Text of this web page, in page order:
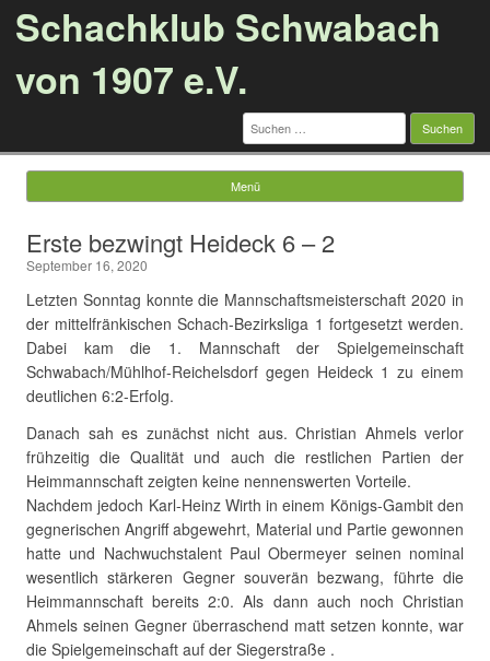
Schachklub Schwabach
von 1907 e.V.
Suchen
nach:
Menü
Erste bezwingt Heideck 6 – 2
September 16, 2020
Letzten Sonntag konnte die Mannschaftsmeisterschaft 2020 in
der mittelfränkischen Schach-Bezirksliga 1 fortgesetzt werden.
Dabei kam die 1. Mannschaft der Spielgemeinschaft
Schwabach/Mühlhof-Reichelsdorf gegen Heideck 1 zu einem
deutlichen 6:2-Erfolg.
Danach sah es zunächst nicht aus. Christian Ahmels verlor
frühzeitig die Qualität und auch die restlichen Partien der
Heimmannschaft zeigten keine nennenswerten Vorteile.
Nachdem jedoch Karl-Heinz Wirth in einem Königs-Gambit den
gegnerischen Angriff abgewehrt, Material und Partie gewonnen
hatte und Nachwuchstalent Paul Obermeyer seinen nominal
wesentlich stärkeren Gegner souverän bezwang, führte die
Heimmannschaft bereits 2:0. Als dann auch noch Christian
Ahmels seinen Gegner überraschend matt setzen konnte, war
die Spielgemeinschaft auf der Siegerstraße .